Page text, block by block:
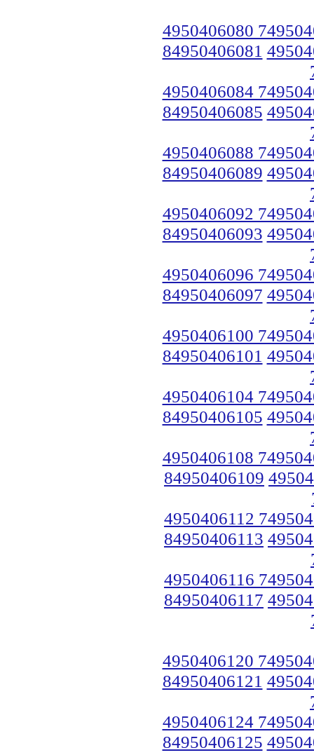
4950406080
84950406081
4950406084
84950406085
4950406088
84950406089
4950406092
84950406093
4950406096
84950406097
4950406100
84950406101
4950406104
84950406105
4950406108
84950406109
4950406112
84950406113
4950406116
84950406117
4950406120
84950406121
4950406124
84950406125